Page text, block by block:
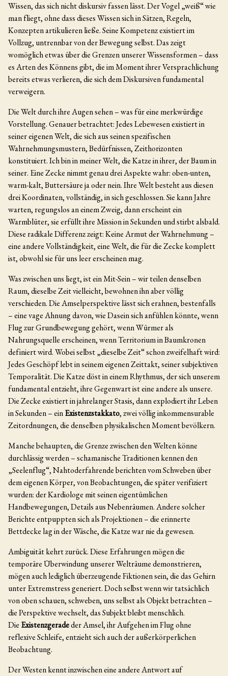
Wissen, das sich nicht diskursiv fassen lässt. Der Vogel „weiß“ wie
man fliegt, ohne dass dieses Wissen sich in Sätzen, Regeln,
Konzepten artikulieren ließe. Seine Kompetenz existiert im
Vollzug, untrennbar von der Bewegung selbst. Das zeigt
womöglich etwas über die Grenzen unserer Wissensformen – dass
es Arten des Könnens gibt, die im Moment ihrer Versprachlichung
bereits etwas verlieren, die sich dem Diskursiven fundamental
verweigern.
Die Welt durch ihre Augen sehen – was für eine merkwürdige
Vorstellung. Genauer betrachtet: Jedes Lebewesen existiert in
seiner eigenen Welt, die sich aus seinen spezifischen
Wahrnehmungsmustern, Bedürfnissen, Zeithorizonten
konstituiert. Ich bin in meiner Welt, die Katze in ihrer, der Baum in
seiner. Eine Zecke nimmt genau drei Aspekte wahr: oben-unten,
warm-kalt, Buttersäure ja oder nein. Ihre Welt besteht aus diesen
drei Koordinaten, vollständig, in sich geschlossen. Sie kann Jahre
warten, regungslos an einem Zweig, dann erscheint ein
Warmblüter, sie erfüllt ihre Mission in Sekunden und stirbt alsbald.
Diese radikale Differenz zeigt: Keine Armut der Wahrnehmung –
eine andere Vollständigkeit, eine Welt, die für die Zecke komplett
ist, obwohl sie für uns leer erscheinen mag.
Was zwischen uns liegt, ist ein Mit-Sein – wir teilen denselben
Raum, dieselbe Zeit vielleicht, bewohnen ihn aber völlig
verschieden. Die Amselperspektive lässt sich erahnen, bestenfalls
– eine vage Ahnung davon, wie Dasein sich anfühlen könnte, wenn
Flug zur Grundbewegung gehört, wenn Würmer als
Nahrungsquelle erscheinen, wenn Territorium in Baumkronen
definiert wird. Wobei selbst „dieselbe Zeit“ schon zweifelhaft wird:
Jedes Geschöpf lebt in seinem eigenen Zeittakt, seiner subjektiven
Temporalität. Die Katze döst in einem Rhythmus, der sich unserem
fundamental entzieht, ihre Gegenwart ist eine andere als unsere.
Die Zecke existiert in jahrelanger Stasis, dann explodiert ihr Leben
in Sekunden – einExistenzstakkato, zwei völlig inkommensurable
Zeitordnungen, die denselben physikalischen Moment bevölkern.
Manche behaupten, die Grenze zwischen den Welten könne
durchlässig werden – schamanische Traditionen kennen den
„Seelenflug“, Nahtoderfahrende berichten vom Schweben über
dem eigenen Körper, von Beobachtungen, die später verifiziert
wurden: der Kardiologe mit seinen eigentümlichen
Handbewegungen, Details aus Nebenräumen. Andere solcher
Berichte entpuppten sich als Projektionen – die erinnerte
Bettdecke lag in der Wäsche, die Katze war nie da gewesen.
Ambiguität kehrt zurück. Diese Erfahrungen mögen die
temporäre Überwindung unserer Welträume demonstrieren,
mögen auch lediglich überzeugende Fiktionen sein, die das Gehirn
unter Extremstress generiert. Doch selbst wenn wir tatsächlich
von oben schauen, schweben, uns selbst als Objekt betrachten –
die Perspektive wechselt, das Subjekt bleibt menschlich.
Die Existenzgeradeder Amsel, ihr Aufgehen im Flug ohne
reflexive Schleife, entzieht sich auch der außerkörperlichen
Beobachtung.
Der Westen kennt inzwischen eine andere Antwort auf